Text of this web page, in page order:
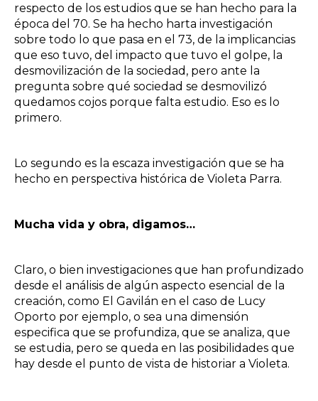
respecto de los estudios que se han hecho para la
época del 70. Se ha hecho harta investigación
sobre todo lo que pasa en el 73, de la implicancias
que eso tuvo, del impacto que tuvo el golpe, la
desmovilización de la sociedad, pero ante la
pregunta sobre qué sociedad se desmovilizó
quedamos cojos porque falta estudio. Eso es lo
primero.
Lo segundo es la escaza investigación que se ha
hecho en perspectiva histórica de Violeta Parra.
Mucha vida y obra, digamos…
Claro, o bien investigaciones que han profundizado
desde el análisis de algún aspecto esencial de la
creación, como El Gavilán en el caso de Lucy
Oporto por ejemplo, o sea una dimensión
especifica que se profundiza, que se analiza, que
se estudia, pero se queda en las posibilidades que
hay desde el punto de vista de historiar a Violeta.